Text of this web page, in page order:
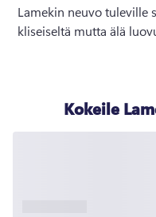
Lamekin neuvo tuleville
kliseiseltä mutta älä
Kokeile